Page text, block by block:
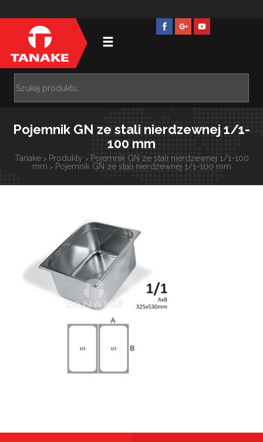
Pojemnik GN ze stali nierdzewnej 1/1-
100 mm
Tanake> Produkty > Pojemnik GN ze stali nierdzewnej 1/1-100
mm > Pojemnik GN ze stali nierdzewnej 1/1-100 mm